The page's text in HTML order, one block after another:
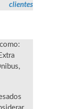
clientes